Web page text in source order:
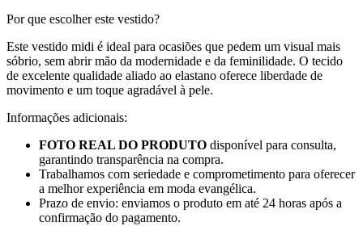
Por que escolher este vestido?
Este vestido midi é ideal para ocasiões que pedem um visual mais
sóbrio, sem abrir mão da modernidade e da feminilidade. O tecido
de excelente qualidade aliado ao elastano oferece liberdade de
movimento e um toque agradável à pele.
Informações adicionais:
FOTO REAL DO PRODUTO disponível para consulta,
garantindo transparência na compra.
Trabalhamos com seriedade e comprometimento para oferecer
a melhor experiência em moda evangélica.
Prazo de envio: enviamos o produto em até 24 horas após a
confirmação do pagamento.